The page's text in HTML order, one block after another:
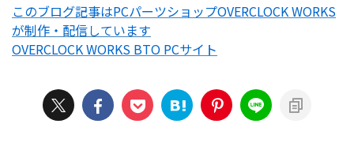
このブログ記事はPCパーツショップOVERCLOCK WORKS
が制作・配信しています
OVERCLOCK WORKS BTO PCサイト